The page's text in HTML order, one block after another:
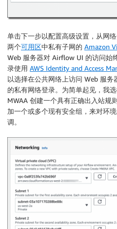
单击下一步以配置高级设置，从网络
两个可用区中私有子网的 Amazon
Web 服务器对 Airflow UI 的访问始
录使用 AWS Identity and Access
以选择在公共网络上访问 Web 服务
的私有网络登录。为简单起见，我
MWAA 创建一个具有正确出入站规
加一个或多个现有安全组，来对环
调。